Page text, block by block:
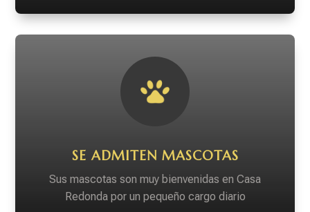
SE ADMITEN MASCOTAS
Sus mascotas son muy bienvenidas en Casa
Redonda por un pequeño cargo diario